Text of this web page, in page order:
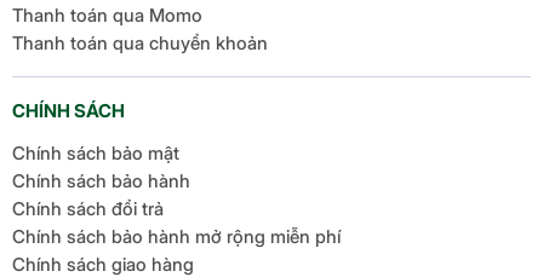
Thanh toán qua Momo
Thanh toán qua chuyển khoản
CHÍNH SÁCH
Chính sách bảo mật
Chính sách bảo hành
Chính sách đổi trả
Chính sách bảo hành mở rộng miễn phí
Chính sách giao hàng